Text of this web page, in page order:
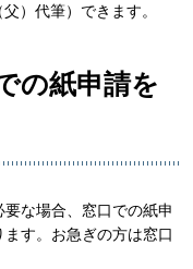
）代筆）できます。
の紙申請を
な場合、窓口での紙申
す。お急ぎの方は窓口